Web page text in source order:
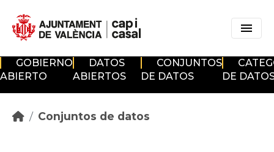
GOBIERNO
ABIERTO
DATOS
ABIERTOS
CONJUNTOS
DE DATOS
DE
Conjuntos de datos